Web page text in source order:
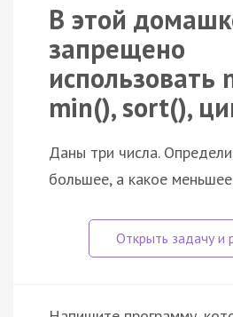
В этой
запрещено
использовать
min(), sort(),
Даны три числа.
большее, а какое